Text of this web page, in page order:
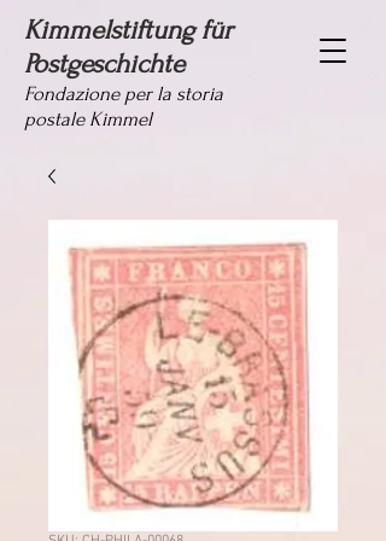
Kimmelstiftung für
Postgeschichte
Fondazione per la storia
postale Kimmel